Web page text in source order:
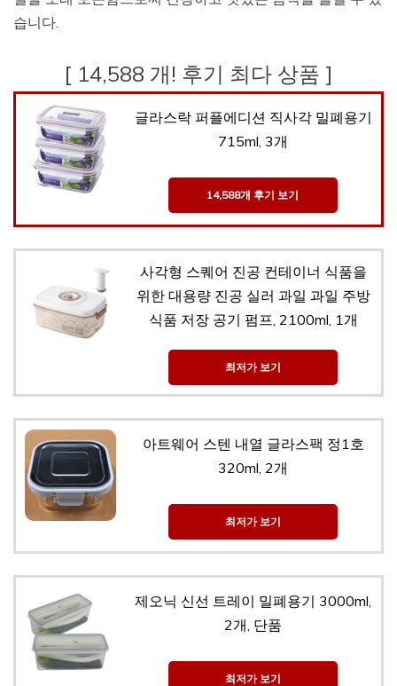
습니다.
[ 14,588 개! 후기 최다 상품 ]
글라스락 퍼플에디션 직사각 밀폐용기
715ml, 3개
14,588개 후기 보기
사각형 스퀘어 진공 컨테이너 식품을
위한 대용량 진공 실러 과일 과일 주방
식품 저장 공기 펌프, 2100ml, 1개
최저가 보기
아트웨어 스텐 내열 글라스팩 정1호
320ml, 2개
최저가 보기
제오닉 신선 트레이 밀폐용기 3000ml,
2개, 단품
최저가 보기